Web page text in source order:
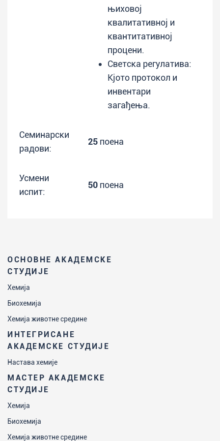
ОСНОВНЕ АКАДЕМСКЕ
СТУДИЈЕ
Хемија
Биохемија
Хемија животне средине
ИНТЕГРИСАНЕ
АКАДЕМСКЕ СТУДИЈЕ
Настава хемије
МАСТЕР АКАДЕМСКЕ
СТУДИЈЕ
Хемија
Биохемија
Хемија животне средине
њиховој
квалитативној и
квантитативној
процени.
Светска регулатива:
Кјото протокол и
инвентари
загађења.
Семинарски
радови:
25 поена
Усмени
испит:
50 поена